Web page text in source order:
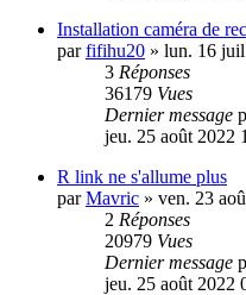
Installation caméra de
parfifihu20 » lun. 16
3 Réponses
36179 Vues
Dernier message
jeu. 25 août 2022
R link ne s'allume plus
parMavric » ven. 23
2 Réponses
20979 Vues
Dernier message
jeu. 25 août 2022